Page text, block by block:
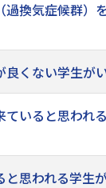
過換気症候群）
くない学生が
ていると思われ
思われる学生